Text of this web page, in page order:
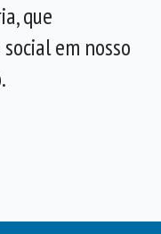
que
em nosso